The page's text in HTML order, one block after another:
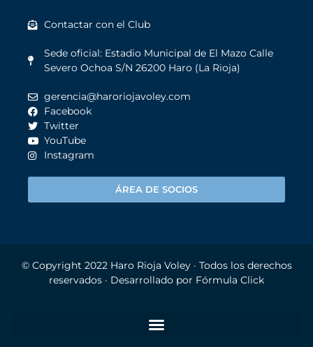
Contactar con el Club
Sede oficial: Estadio Municipal de El Mazo Calle
Severo Ochoa S/N 26200 Haro (La Rioja)
gerencia@haroriojavoley.com
Facebook
Twitter
YouTube
Instagram
ÁREA DE SOCIOS
© Copyright 2022 Haro Rioja Voley· Todos los derechos
reservados · Desarrollado por Fórmula Click